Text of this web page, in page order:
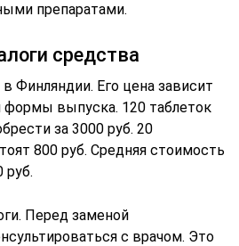
препаратами.
средства
Финляндии. Его цена зависит
формы выпуска. 120 таблеток
за 3000 руб. 20
800 руб. Средняя стоимость
руб.
Перед заменой
с врачом. Это